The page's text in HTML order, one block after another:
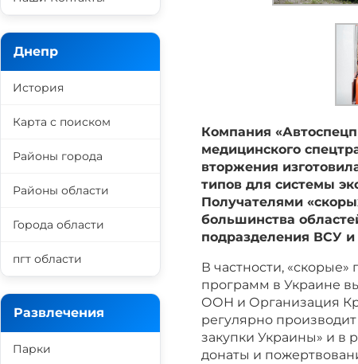
Компания
медицинского
вторжения
типов для системы
Получателями
большинства
подразделения ВСУ
В частности,
программ в Украине
ООН и Организация
регулярно
закупки Украины» и в
донаты и
Днепр
История
Карта с поиском
Районы города
Районы области
Города области
пгт области
Развлечения
Парки